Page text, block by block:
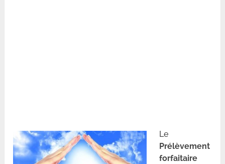
Le
Prélèvement
forfaitaire